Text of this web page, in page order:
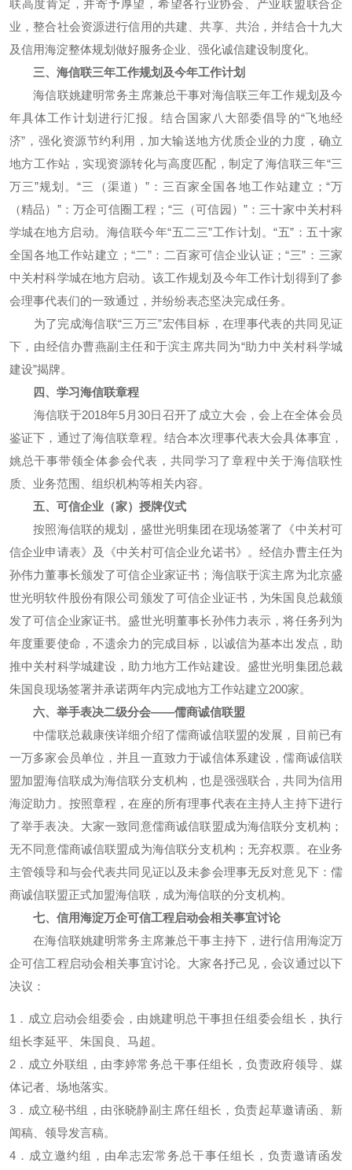
联高度肯定，并寄予厚望，希望各行业协会、产业联盟联合企
业，整合社会资源进行信用的共建、共享、共治，并结合十九大
及信用海淀整体规划做好服务企业、强化诚信建设制度化。
三、海信联三年工作规划及今年工作计划
海信联姚建明常务主席兼总干事对海信联三年工作规划及今
年具体工作计划进行汇报。结合国家八大部委倡导的“飞地经
济”，强化资源节约利用，加大输送地方优质企业的力度，确立
地方工作站，实现资源转化与高度匹配，制定了海信联三年“三
万三”规划。“三（渠道）”：三百家全国各地工作站建立；“万
（精品）”：万企可信圈工程；“三（可信园）”：三十家中关村科
学城在地方启动。海信联今年“五二三”工作计划。“五”：五十家
全国各地工作站建立；“二”：二百家可信企业认证；“三”：三家
中关村科学城在地方启动。该工作规划及今年工作计划得到了参
会理事代表们的一致通过，并纷纷表态坚决完成任务。
为了完成海信联“三万三”宏伟目标，在理事代表的共同见证
下，由经信办曹燕副主任和于滨主席共同为“助力中关村科学城
建设”揭牌。
四、 学习海信联章程
海信联于2018年5月30日召开了成立大会，会上在全体会员
鉴证下，通过了海信联章程。结合本次理事代表大会具体事宜，
姚总干事带领全体参会代表，共同学习了章程中关于海信联性
质、业务范围、组织机构等相关内容。
五、可信企业（家）授牌仪式
按照海信联的规划，盛世光明集团在现场签署了《中关村可
信企业申请表》及《中关村可信企业允诺书》。经信办曹主任为
孙伟力董事长颁发了可信企业家证书；海信联于滨主席为北京盛
世光明软件股份有限公司颁发了可信企业证书，为朱国良总裁颁
发了可信企业家证书。盛世光明董事长孙伟力表示，将任务列为
年度重要使命，不遗余力的完成目标，以诚信为基本出发点，助
推中关村科学城建设，助力地方工作站建设。盛世光明集团总裁
朱国良现场签署并承诺两年内完成地方工作站建立200家。
六、举手表决二级分会——儒商诚信联盟
中儒联总裁康侠详细介绍了儒商诚信联盟的发展，目前已有
一万多家会员单位，并且一直致力于诚信体系建设，儒商诚信联
盟加盟海信联成为海信联分支机构，也是强强联合，共同为信用
海淀助力。按照章程，在座的所有理事代表在主持人主持下进行
了举手表决。大家一致同意儒商诚信联盟成为海信联分支机构；
无不同意儒商诚信联盟成为海信联分支机构；无弃权票。在业务
主管领导和与会代表共同见证以及未参会理事无反对意见下：儒
商诚信联盟正式加盟海信联，成为海信联的分支机构。
七、信用海淀万企可信工程启动会相关事宜讨论
在海信联姚建明常务主席兼总干事主持下，进行信用海淀万
企可信工程启动会相关事宜讨论。大家各抒己见，会议通过以下
决议：
1．成立启动会组委会，由姚建明总干事担任组委会组长，执行
组长李延平、朱国良、马超。
2．成立外联组，由李婷常务总干事任组长，负责政府领导、媒
体记者、场地落实。
3．成立秘书组，由张晓静副主席任组长，负责起草邀请函、新
闻稿、领导发言稿。
4．成立邀约组，由牟志宏常务总干事任组长，负责邀请函发